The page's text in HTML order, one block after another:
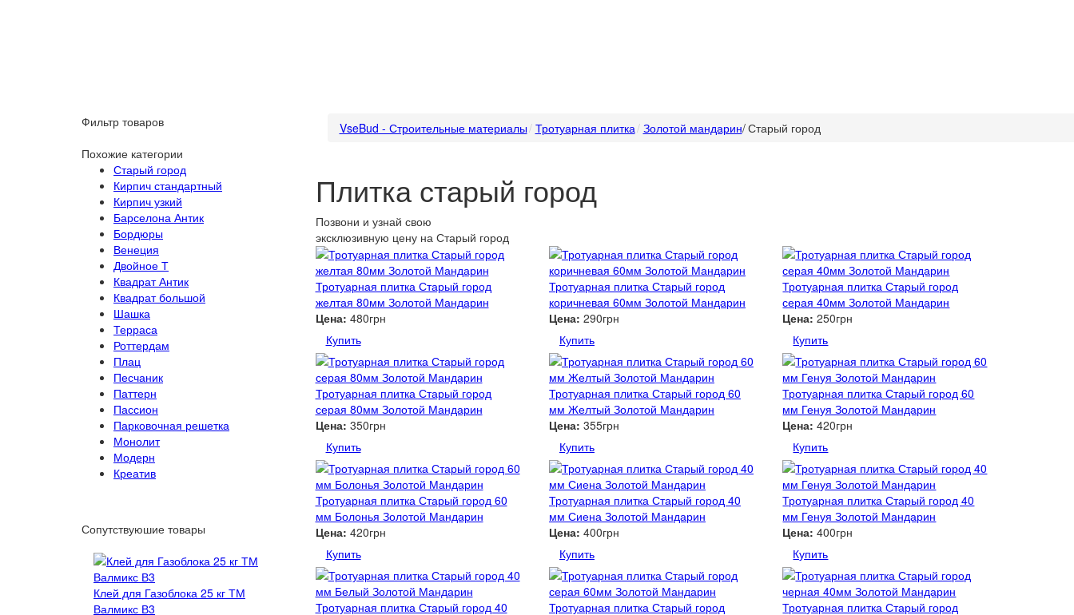
Фильтр товаров
Похожие категории
Старый город
Кирпич стандартный
Кирпич узкий
Барселона Антик
Бордюры
Венеция
Двойное Т
Квадрат Антик
Квадрат большой
Шашка
Терраса
Роттердам
Плац
Песчаник
Паттерн
Пассион
Парковочная решетка
Монолит
Модерн
Креатив
Сопутствуюшие товары
Клей для Газоблока 25 кг ТМ
Валмикс В3
VseBud - Строительные материалы Тротуарная плитка Золотой мандарин/Старый город
Плитка старый город
Позвони и узнай свою
эксклюзивную ценуна Старый город
Тротуарная плитка Старый город
желтая 80мм Золотой Мандарин
Цена: 480грн
Купить
Тротуарная плитка Старый город
коричневая 60мм Золотой Мандарин
Цена: 290грн
Купить
Тротуарная плитка Старый город
серая 40мм Золотой Мандарин
Цена: 250грн
Купить
Тротуарная плитка Старый город
серая 80мм Золотой Мандарин
Цена: 350грн
Купить
Тротуарная плитка Старый город 60
мм Желтый Золотой Мандарин
Цена: 355грн
Купить
Тротуарная плитка Старый город 60
мм Генуя Золотой Мандарин
Цена: 420грн
Купить
Тротуарная плитка Старый город 60
мм Болонья Золотой Мандарин
Цена: 420грн
Купить
Тротуарная плитка Старый город 40
мм Сиена Золотой Мандарин
Цена: 400грн
Купить
Тротуарная плитка Старый город 40
мм Генуя Золотой Мандарин
Цена: 400грн
Купить
Тротуарная плитка Старый город 40
Тротуарная плитка Старый город
Тротуарная плитка Старый город